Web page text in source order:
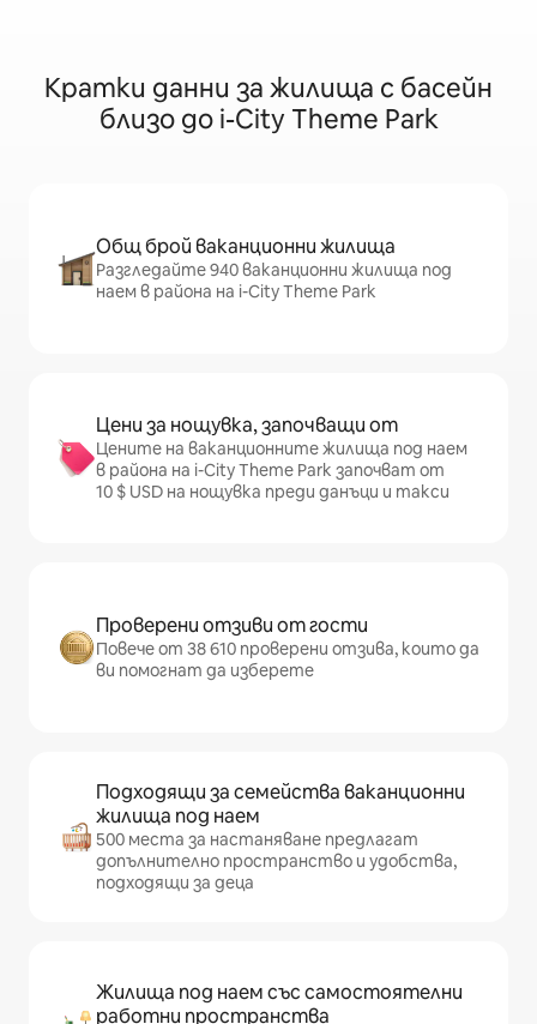
Кратки данни за жилища с басейн
близо до i-City Theme Park
Общ брой ваканционни жилища
Разгледайте 940 ваканционни жилища под
наем в района на i-City Theme Park
Цени за нощувка, започващи от
Цените на ваканционните жилища под наем
в района на i-City Theme Park започват от
10 $ USD на нощувка преди данъци и такси
Проверени отзиви от гости
Повече от 38 610 проверени отзива, които да
ви помогнат да изберете
Подходящи за семейства ваканционни
жилища под наем
500 места за настаняване предлагат
допълнително пространство и удобства,
подходящи за деца
Жилища под наем със самостоятелни
работни пространства